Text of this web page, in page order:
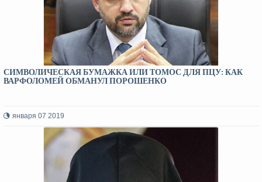
СИМВОЛИЧЕСКАЯ БУМАЖКА ИЛИ ТОМОС ДЛЯ ПЦУ: КАК
ВАРФОЛОМЕЙ ОБМАНУЛ ПОРОШЕНКО
января 07 2019